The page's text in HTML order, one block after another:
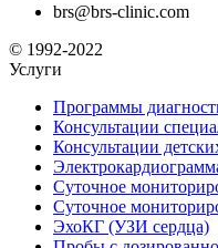
brs@brs-clinic.com
© 1992-2022
Услуги
Программы
Консультации
Консультации
Суточное
Суточное
ЭхоКГ (УЗИ сердца)